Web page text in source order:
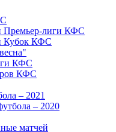
Премьер-лиги КФС
Кубок КФС
КФС
КФС
– 2021
– 2020
матчей